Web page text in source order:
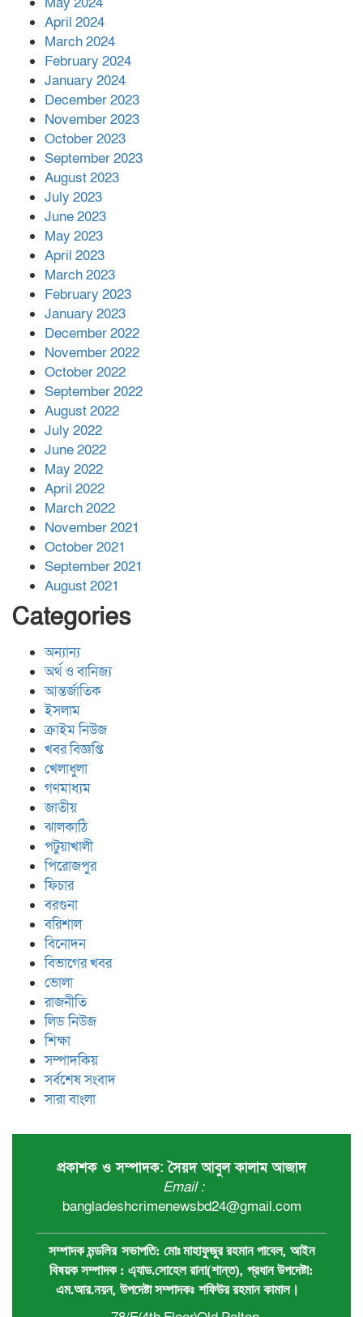
April 2024
March 2024
February 2024
January 2024
December 2023
November 2023
October 2023
September 2023
August 2023
July 2023
June 2023
May 2023
April 2023
March 2023
February 2023
January 2023
December 2022
November 2022
October 2022
September 2022
August 2022
July 2022
June 2022
May 2022
April 2022
March 2022
November 2021
October 2021
September 2021
August 2021
Categories
অন্যান্য
অর্থ ও বানিজ্য
আন্তর্জাতিক
ইসলাম
ক্রাইম নিউজ
খবর বিজ্ঞপ্তি
খেলাধুলা
গণমাধ্যম
জাতীয়
ঝালকাঠি
পটুয়াখালী
পিরোজপুর
ফিচার
বরগুনা
বরিশাল
বিনোদন
বিভাগের খবর
ভোলা
রাজনীতি
লিড নিউজ
শিক্ষা
সম্পাদকিয়
সর্বশেষ সংবাদ
সারা বাংলা
প্রকাশক ও সম্পাদক: সৈয়দ আবুল কালাম আজাদ
Email :
bangladeshcrimenewsbd24@gmail.com
সম্পাদক মন্ডলির সভাপতি: মোঃ মাহাফুজুর রহমান পাবেল, আইন
বিষয়ক সম্পাদক : ‍এ্যাড.সোহেল রানা(শান্ত), প্রধান ‍উপদেষ্টা:
এম.আর.নয়ন, উপদেষ্টা সম্পাদকঃ শফিউর রহমান কামাল।